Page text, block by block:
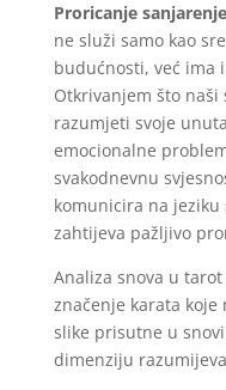
Proricanje
ne služi samo kao
budućnosti, već ima
Otkrivanjem što naši
razumjeti svoje
emocionalne
svakodnevnu
komunicira na
zahtijeva pažljivo
Analiza snova u
značenje karata
slike prisutne u
dimenziju